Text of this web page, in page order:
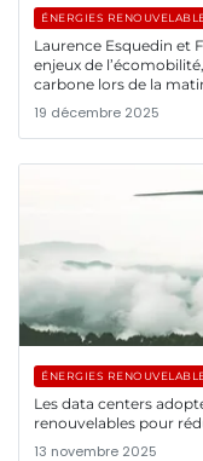
ÉNERGIES
Laurence Esquedin et
enjeux de
carbone lors de la
19 décembre 2025
ÉNERGIES
Les data centers
renouvelables pour
13 novembre 2025